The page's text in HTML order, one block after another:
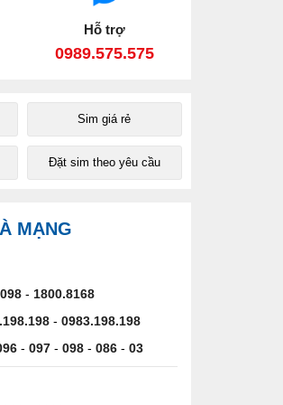
Hỗ trợ
0989.575.575
Sim giá rẻ
Đặt sim theo yêu cầu
MẠNG
- 1800.8168
- 0983.198.198
- 097 - 098 - 086 - 03